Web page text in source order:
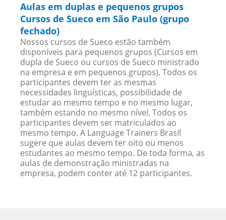
Aulas em duplas e pequenos grupos
Cursos de Sueco em São Paulo (grupo
fechado)
Nossos cursos de Sueco estão também
disponíveis para pequenos grupos (Cursos em
dupla de Sueco ou cursos de Sueco ministrado
na empresa e em pequenos grupos). Todos os
participantes devem ter as mesmas
necessidades linguísticas, possibilidade de
estudar ao mesmo tempo e no mesmo lugar,
também estando no mesmo nível. Todos os
participantes devem ser matriculados ao
mesmo tempo. A Language Trainers Brasil
sugere que aulas devem ter oito ou menos
estudantes ao mesmo tempo. De toda forma, as
aulas de demonstração ministradas na
empresa, podem conter até 12 participantes.